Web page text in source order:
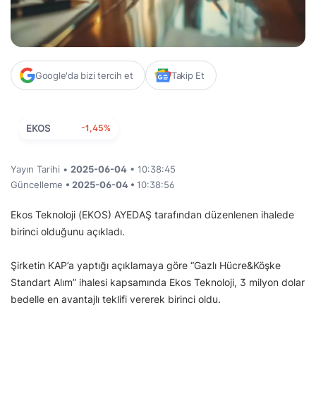
Google'da bizi tercih et Takip Et
EKOS -1,45%
Yayın Tarihi • 2025-06-04 • 10:38:45
Güncelleme • 2025-06-04 • 10:38:56
Ekos Teknoloji (EKOS) AYEDAŞ tarafından düzenlenen ihalede
birinci olduğunu açıkladı.
Şirketin KAP’a yaptığı açıklamaya göre “Gazlı Hücre&Köşke
Standart Alım” ihalesi kapsamında Ekos Teknoloji, 3 milyon dolar
bedelle en avantajlı teklifi vererek birinci oldu.